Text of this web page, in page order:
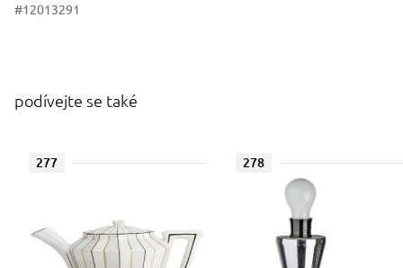
#12013291
podívejte se také
277 278